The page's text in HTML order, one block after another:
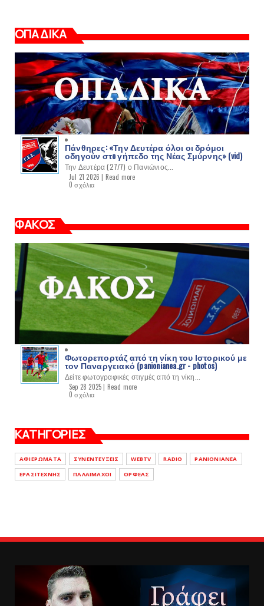
ΟΠΑΔΙΚΑ
Πάνθηρες: «Την Δευτέρα όλοι οι δρόμοι
οδηγούν στo γήπεδο της Νέας Σμύρνης» (vid)
Την Δευτέρα (27/7) ο Πανιώνιος...
Jul 21 2026 | Read more
0 σχόλια
ΦΑΚΟΣ
Φωτορεπορτάζ από τη νίκη του Ιστορικού με
τον Παναργειακό (panionianea.gr - photos)
Δείτε φωτογραφικές στιγμές από τη νίκη...
Sep 28 2025 | Read more
0 σχόλια
ΚΑΤΗΓΟΡΙΕΣ
ΑΦΙΕΡΩΜΑΤΑ ΣΥΝΕΝΤΕΥΞΕΙΣ WEBTV RADIO
PANIONIANEA
ΕΡΑΣΙΤΕΧΝΗΣ
ΠΑΛΑΙΜΑΧΟΙ ΟΡΦΕΑΣ